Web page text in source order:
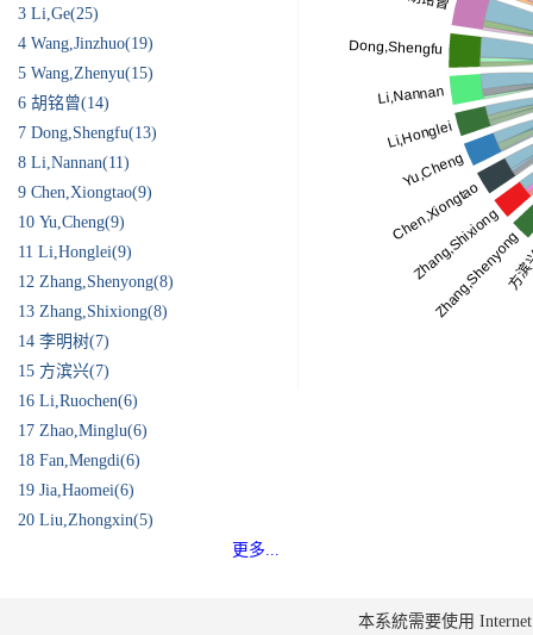
3 Li,Ge(25)
4 Wang,Jinzhuo(19)
5 Wang,Zhenyu(15)
6 胡铭曾(14)
7 Dong,Shengfu(13)
8 Li,Nannan(11)
9 Chen,Xiongtao(9)
10 Yu,Cheng(9)
11 Li,Honglei(9)
12 Zhang,Shenyong(8)
13 Zhang,Shixiong(8)
14 李明树(7)
15 方滨兴(7)
16 Li,Ruochen(6)
17 Zhao,Minglu(6)
18 Fan,Mengdi(6)
19 Jia,Haomei(6)
20 Liu,Zhongxin(5)
更多...
本系統需要使用